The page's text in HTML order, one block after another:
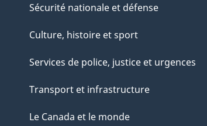
Sécurité nationale et défense
Culture, histoire et sport
Services de police, justice et urgences
Transport et infrastructure
Le Canada et le monde